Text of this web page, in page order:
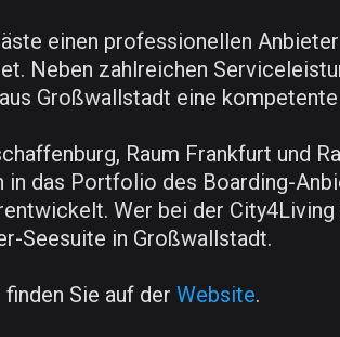
einen professionellen
Neben zahlreichen
Großwallstadt eine
Raum Frankfurt und
in das Portfolio des Boarding-
Wer bei der
Seesuite in Großwallstadt.
Sie auf der Website.